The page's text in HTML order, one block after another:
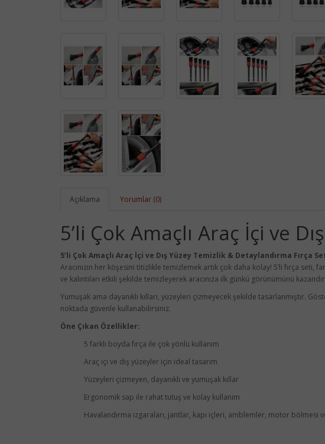
Açıklama Yorumlar (0)
5’li Çok Amaçlı Araç İçi ve
5’li Çok Amaçlı Araç İçi ve Dış Yüzey Temizlik & Detaylandırma Fırça
Aracınızın her köşesini titizlikle temizlemek artık çok daha kolay! 5’li fırça
ve kalıntıları etkili şekilde temizleyerek aracınıza ilk günkü görünümünü
Yumuşak ama dayanıklı kılları, yüzeyleri çizmeyecek şekilde tasarlanmıştır.
noktada güvenle kullanabilirsiniz.
Öne Çıkan Özellikler:
5 farklı boyda fırça ile çok yönlü kullanım
Araç içi ve dış yüzeyler için ideal tasarım
Yüzeyleri çizmeyen, dayanıklı ve yumuşak kıllar
Ergonomik sap ile rahat tutuş ve kolay kullanım
Havalandırma ızgaraları, jantlar, kapı içleri, amblemler, motor bölmesi